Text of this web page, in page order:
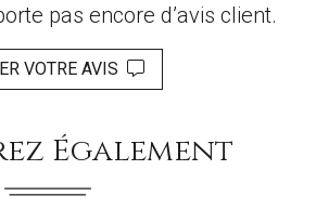
pas encore d’avis client.
VOTRE AVIS
Également